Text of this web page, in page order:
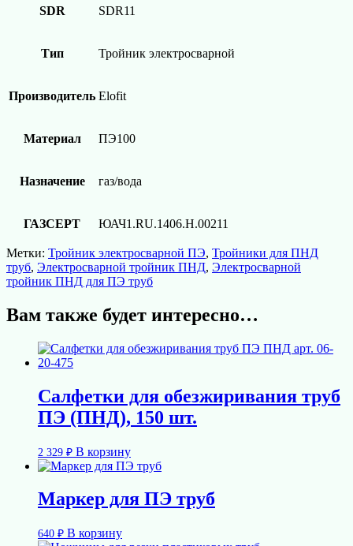
SDR SDR11
Тип Тройник электросварной
Производитель Elofit
Материал ПЭ100
Назначение газ/вода
ГАЗСЕРТ ЮАЧ1.RU.1406.Н.00211
Метки: Тройник электросварной ПЭ, Тройники для ПНД
труб, Электросварной тройник ПНД, Электросварной
тройник ПНД для ПЭ труб
Вам также будет интересно…
Салфетки для обезжиривания труб
ПЭ (ПНД), 150 шт.
2 329 ₽ В корзину
Маркер для ПЭ труб
640 ₽ В корзину